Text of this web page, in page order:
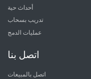
أحداث حية
تدريب بسحاب
عمليات الدمج
اتصل بنا
اتصل بالمبيعات